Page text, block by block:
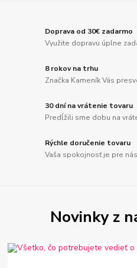
Doprava od 30€ zadarmo
Využite dopravu úplne
8 rokov na trhu
Značka Kameník Vás
30 dní na vrátenie tovaru
Predĺžili sme dobu na
Rýchle doručenie tovaru
Vaša spokojnosť je pre
Novinky z